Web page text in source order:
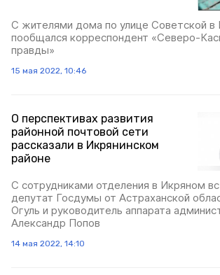
С жителями дома по улице Советской в
пообщался корреспондент «Северо-
правды»
15 мая 2022, 10:46
О перспективах развития
районной почтовой сети
рассказали в Икрянинском
районе
С сотрудниками отделения в Икряном
депутат Госдумы от Астраханской
Огуль и руководитель аппарата
Александр Попов
14 мая 2022, 14:10